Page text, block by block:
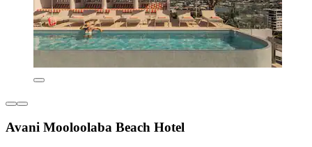
Avani Mooloolaba Beach Hotel